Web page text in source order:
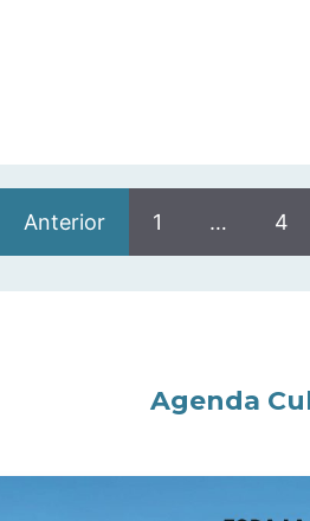
Anterior 1 … 4
Agenda